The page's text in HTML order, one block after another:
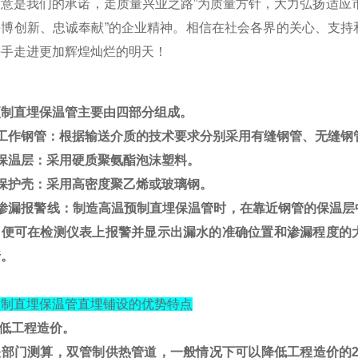
是我们的承诺，走质量兴业之路”为质量方针，大力弘扬适应
创新、忠诚奉献”的企业精神。相信在社会各界的关心、支
走进更加辉煌灿烂的明天！
直埋保温管主要由四部分组成。
作钢管：根据输送介质的技术要求分别采用有缝钢管、无缝
温层：采用硬质聚氨酯泡沫塑料。
护壳：采用高密度聚乙烯或玻璃钢。
漏报警线：制造高温预制直埋保温管时，在靠近钢管的保温
可在检测仪表上报警并显示出漏水的准确位置和渗漏程度
直埋保温管直埋铺设的优势特点
工程造价。
门测算，双管制供热管道，一般情况下可以降低工程造价的